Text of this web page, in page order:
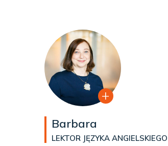
Barbara
LEKTOR JĘZYKA ANGIELSKIEGO